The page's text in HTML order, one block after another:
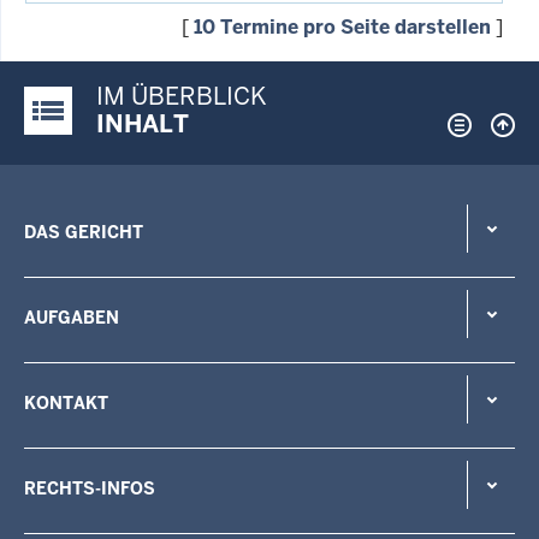
[10 Termine pro Seite darstellen ]
Justiz-Portal im Überblick:
IM ÜBERBLICK
INHALT
DAS GERICHT
AUFGABEN
KONTAKT
RECHTS-INFOS